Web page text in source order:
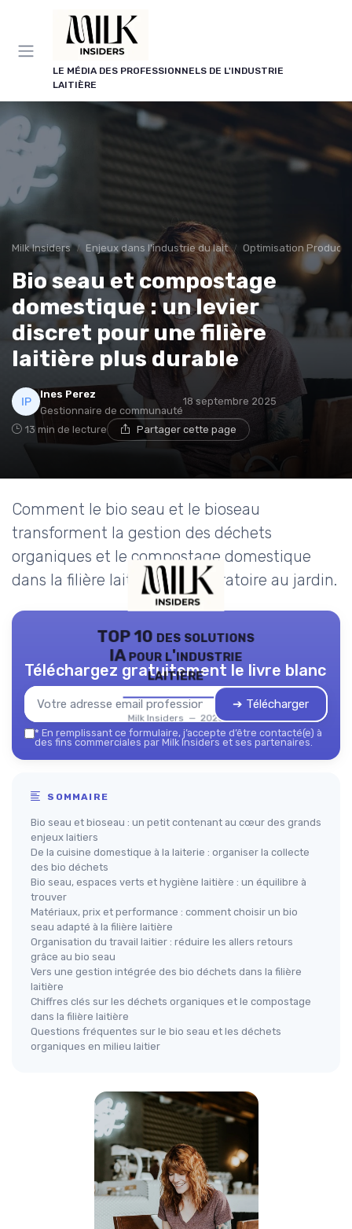
LE MÉDIA DES PROFESSIONNELS DE L'INDUSTRIE
LAITIÈRE
Milk Insiders Enjeux dans l'industrie du lait Optimisation
Bio seau et compostage
domestique : un levier
discret pour une filière
laitière plus durable
Ines Perez
Gestionnaire de communauté
18 septembre 2025
13 min de lecture Partager cette page
Comment le bio seau et le bioseau
transforment la gestion des déchets
organiques et le compostage domestique
dans la filière laitière, du laboratoire au jardin.
TOP 10 des solutions
IA pour l'industrie
laitière
Milk Insiders — 2026
Téléchargez gratuitement le livre blanc
➔ Télécharger
* En remplissant ce formulaire, j’accepte d’être contacté(e) à
des fins commerciales par Milk Insiders et ses partenaires.
SOMMAIRE
Bio seau et bioseau : un petit contenant au cœur des grands
enjeux laitiers
De la cuisine domestique à la laiterie : organiser la collecte
des bio déchets
Bio seau, espaces verts et hygiène laitière : un équilibre à
trouver
Matériaux, prix et performance : comment choisir un bio
seau adapté à la filière laitière
Organisation du travail laitier : réduire les allers retours
grâce au bio seau
Vers une gestion intégrée des bio déchets dans la filière
laitière
Chiffres clés sur les déchets organiques et le compostage
dans la filière laitière
Questions fréquentes sur le bio seau et les déchets
organiques en milieu laitier